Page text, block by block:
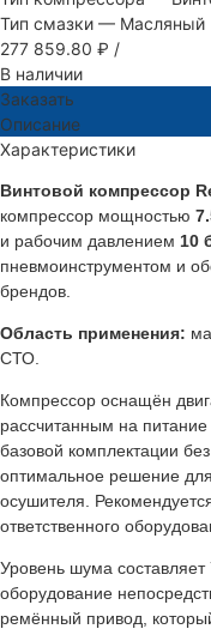
Тип смазки — Масляный
277 859.80 ₽ /
В наличии
Заказать
Описание
Характеристики
Винтовой компрессор
компрессор мощностью
и рабочим давлением 10
пневмоинструментом и
брендов.
Область применения:
СТО.
Компрессор оснащён
рассчитанным на питание
базовой комплектации
оптимальное решение
осушителя.
ответственного
Уровень шума составляет
оборудование
ремённый привод,